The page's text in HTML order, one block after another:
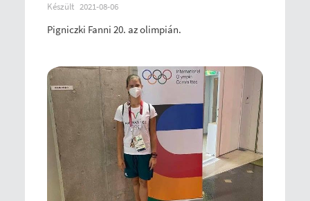
Készült 2021-08-06
Pigniczki Fanni 20. az olimpián.